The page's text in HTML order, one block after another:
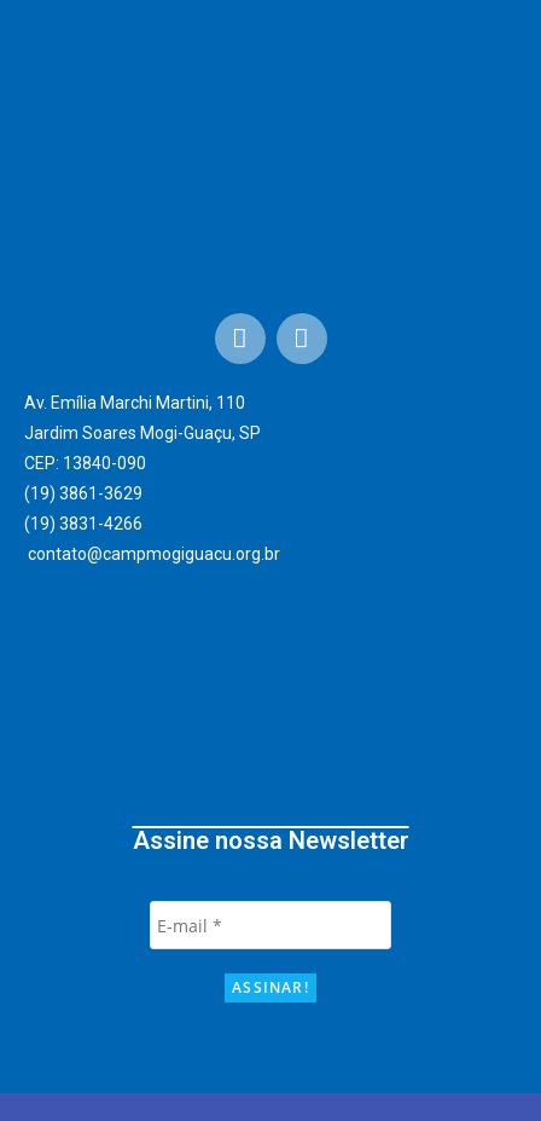
Av. Emília Marchi Martini, 110
Jardim Soares Mogi-Guaçu, SP
CEP: 13840-090
(19) 3861-3629
(19) 3831-4266 ‎
contato@campmogiguacu.org.br
Assine nossa Newsletter